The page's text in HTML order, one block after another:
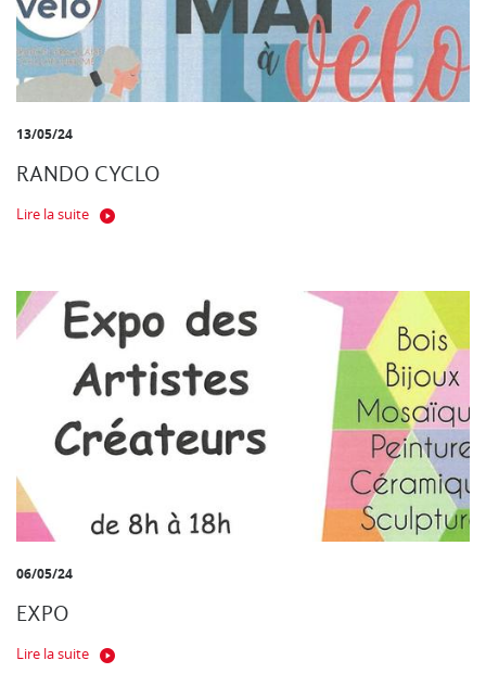
13/05/24
RANDO CYCLO
Lire la suite
06/05/24
EXPO
Lire la suite